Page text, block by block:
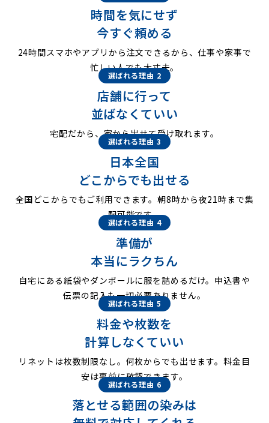
時間を気にせず
今すぐ頼める
24時間スマホやアプリから注文できるから、仕事や家事で
忙しい人でも大丈夫。
選ばれる理由 2
店舗に行って
並ばなくていい
宅配だから、家から出せて受け取れます。
選ばれる理由 3
日本全国
どこからでも出せる
全国どこからでもご利用できます。朝8時から夜21時まで集
配可能です。
選ばれる理由 4
準備が
本当にラクちん
自宅にある紙袋やダンボールに服を詰めるだけ。申込書や
伝票の記入も一切必要ありません。
選ばれる理由 5
料金や枚数を
計算しなくていい
リネットは枚数制限なし。何枚からでも出せます。料金目
安は事前に確認できます。
選ばれる理由 6
落とせる範囲の染みは